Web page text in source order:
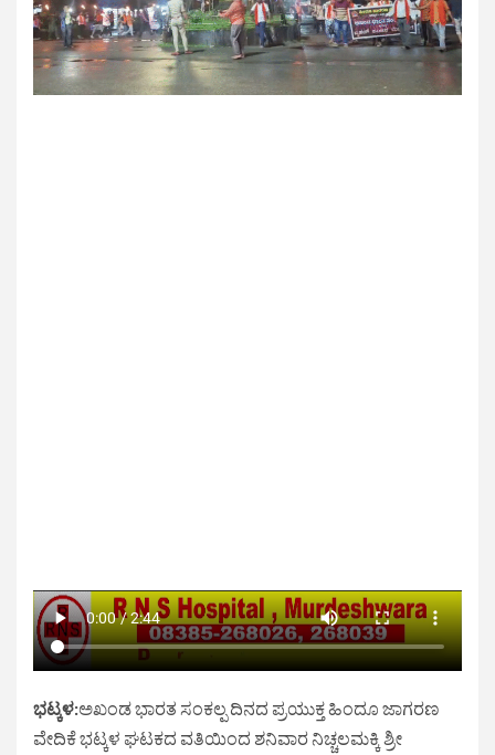
ಭಟ್ಕಳ:ಅಖಂಡ ಭಾರತ ಸಂಕಲ್ಪ ದಿನದ ಪ್ರಯುಕ್ತ ಹಿಂದೂ ಜಾಗರಣ
ವೇದಿಕೆ ಭಟ್ಕಳ ಘಟಕದ ವತಿಯಿಂದ ಶನಿವಾರ ನಿಚ್ಚಲಮಕ್ಕಿ ಶ್ರೀ